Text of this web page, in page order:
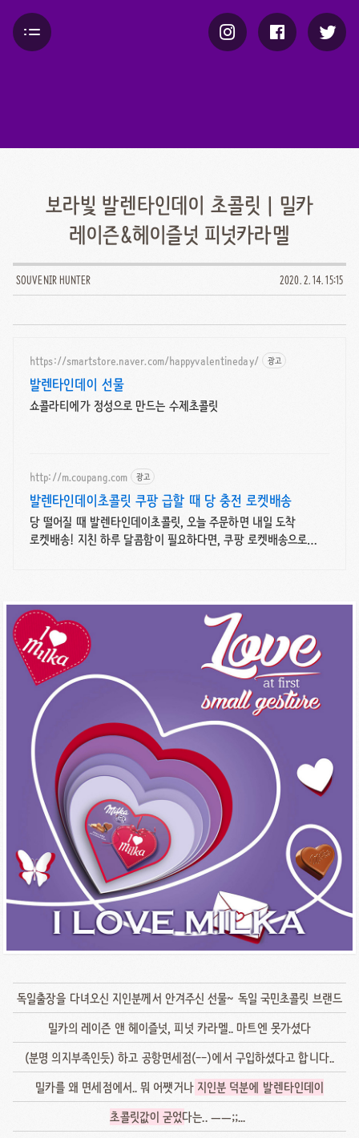
보라빛 발렌타인데이 초콜릿 | 밀카
레이즌&헤이즐넛 피넛카라멜
SOUVENIR HUNTER 2020. 2. 14. 15:15
https://smartstore.naver.com/happyvalentineday/ 광고
발렌타인데이 선물
쇼콜라티에가 정성으로 만드는 수제초콜릿
http://m.coupang.com 광고
발렌타인데이초콜릿 쿠팡 급할 때 당 충전 로켓배송
당 떨어질 때 발렌타인데이초콜릿, 오늘 주문하면 내일 도착
로켓배송! 지친 하루 달콤함이 필요하다면, 쿠팡 로켓배송으로
독일출장을 다녀오신 지인분께서 안겨주신 선물~ 독일 국민초콜릿 브랜드
밀카의 레이즌 앤 헤이즐넛, 피넛 카라멜.. 마트엔 못가셨다
(분명 의지부족인듯) 하고 공항면세점(--)에서 구입하셨다고 합니다..
밀카를 왜 면세점에서.. 뭐 어쨋거나 지인분 덕분에 발렌타인데이
초콜릿값이 굳었다는.. ㅡㅡ;;...